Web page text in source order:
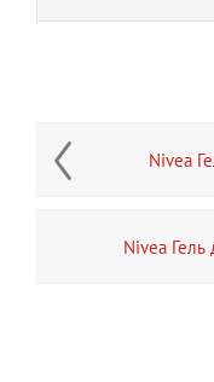
Nivea
Nivea